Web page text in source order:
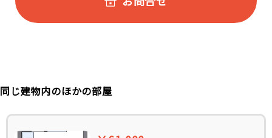
同じ建物内のほかの部屋